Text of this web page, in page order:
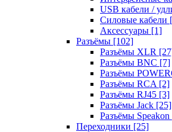
USB кабели /
Силовые кабели
Аксессуары [1]
Разъёмы [102]
Разъёмы XLR
Разъёмы BNC [7]
Разъёмы
Разъёмы RCA [2]
Разъёмы RJ45 [3]
Разъёмы Jack [25]
Разъёмы Speakon
Переходники [25]